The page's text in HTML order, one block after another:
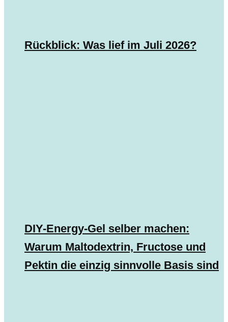
Rückblick: Was lief im Juli 2026?
DIY-Energy-Gel selber machen:
Warum Maltodextrin, Fructose und
Pektin die einzig sinnvolle Basis sind